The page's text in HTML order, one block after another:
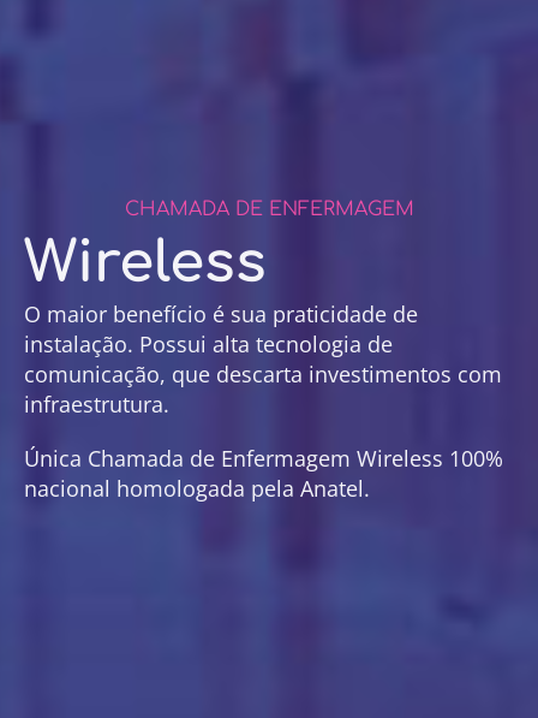
CHAMADA DE ENFERMAGEM
Wireless
O maior benefício é sua praticidade de
instalação. Possui alta tecnologia de
comunicação, que descarta investimentos com
infraestrutura.
Única Chamada de Enfermagem Wireless 100%
nacional homologada pela Anatel.